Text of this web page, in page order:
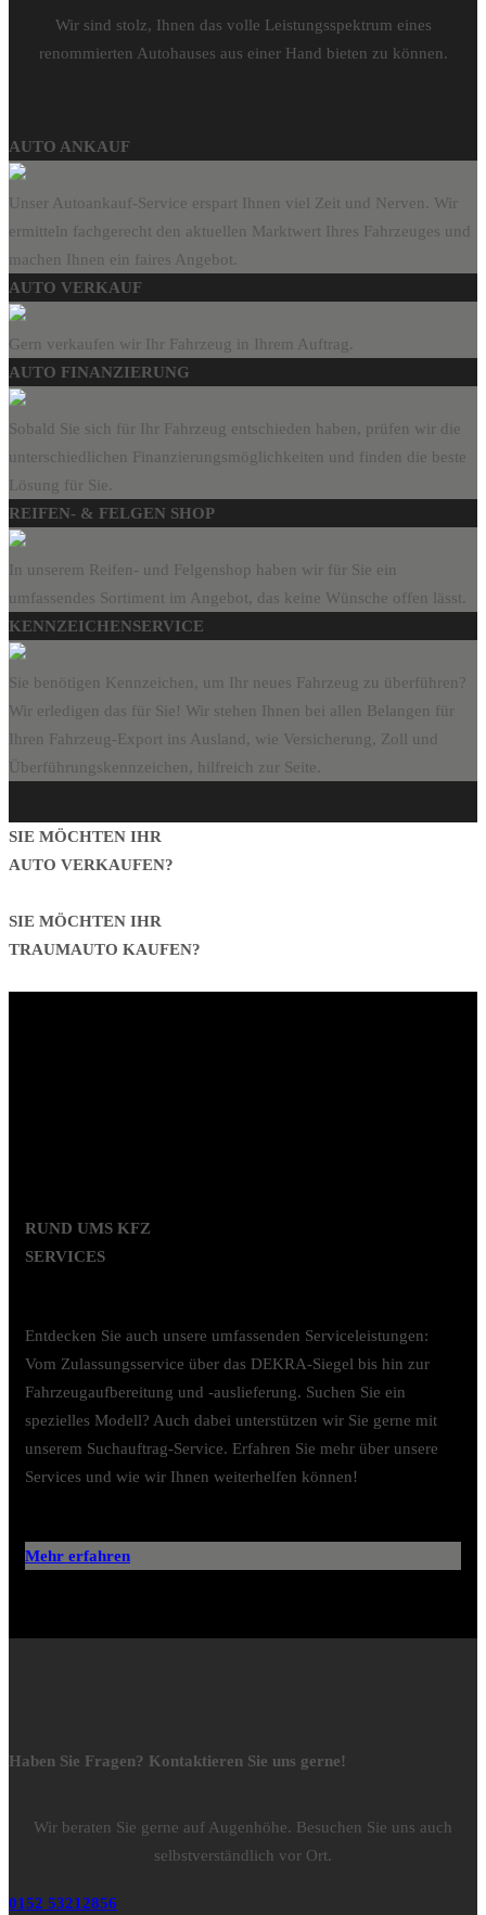
Wir sind stolz, Ihnen das volle Leistungsspektrum eines
renommierten Autohauses aus einer Hand bieten zu können.
AUTO ANKAUF
Unser Autoankauf-Service erspart Ihnen viel Zeit und Nerven. Wir
ermitteln fachgerecht den aktuellen Marktwert Ihres Fahrzeuges und
machen Ihnen ein faires Angebot.
AUTO VERKAUF
Gern verkaufen wir Ihr Fahrzeug in Ihrem Auftrag.
AUTO FINANZIERUNG
Sobald Sie sich für Ihr Fahrzeug entschieden haben, prüfen wir die
unterschiedlichen Finanzierungsmöglichkeiten und finden die beste
Lösung für Sie.
REIFEN- & FELGEN SHOP
In unserem Reifen- und Felgenshop haben wir für Sie ein
umfassendes Sortiment im Angebot, das keine Wünsche offen lässt.
KENNZEICHENSERVICE
Sie benötigen Kennzeichen, um Ihr neues Fahrzeug zu überführen?
Wir erledigen das für Sie! Wir stehen Ihnen bei allen Belangen für
Ihren Fahrzeug-Export ins Ausland, wie Versicherung, Zoll und
Überführungskennzeichen, hilfreich zur Seite.
SIE MÖCHTEN IHR
AUTO VERKAUFEN?
SIE MÖCHTEN IHR
TRAUMAUTO KAUFEN?
RUND UMS KFZ
SERVICES
Entdecken Sie auch unsere umfassenden Serviceleistungen:
Vom Zulassungsservice über das DEKRA-Siegel bis hin zur
Fahrzeugaufbereitung und -auslieferung. Suchen Sie ein
spezielles Modell? Auch dabei unterstützen wir Sie gerne mit
unserem Suchauftrag-Service. Erfahren Sie mehr über unsere
Services und wie wir Ihnen weiterhelfen können!
Mehr erfahren
Haben Sie Fragen? Kontaktieren Sie uns gerne!
Wir beraten Sie gerne auf Augenhöhe. Besuchen Sie uns auch
selbstverständlich vor Ort.
0152 53212856